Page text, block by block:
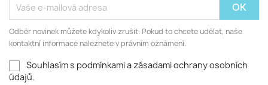
Odběr novinek můžete kdykoliv zrušit. Pokud to chcete udělat, naše
kontaktní informace naleznete v právním oznámení.
Souhlasím s podmínkami a zásadami ochrany osobních
údajů.